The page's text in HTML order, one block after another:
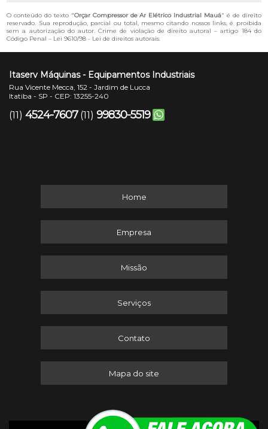
O conteúdo do texto "Orçar Compressor de Ar Elétrico Industrial Mauá" é de direito
reservado. Sua reprodução, parcial ou total, mesmo citando nossos links, é proibida
sem a autorização do autor. Crime de violação de direito autoral – artigo 184 do
Código Penal – Lei 9610/98 - Lei de direitos autorais.
Itaserv Máquinas - Equipamentos Industriais
Rua Vicente Mecca, 152 - Jardim de Lucca
Itatiba - SP - CEP: 13255-240
(11) 4524-7607 (11) 99830-5519
Home
Empresa
Missão
Serviços
Contato
Mapa do site